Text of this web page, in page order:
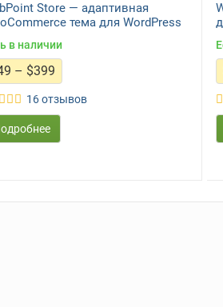
Store — адаптивная
тема для WordPress
в наличии
– $399Диапазон
цен:
$49
–
16 отзывов